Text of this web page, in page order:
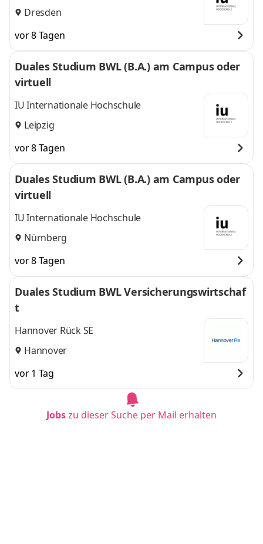
Dresden
vor 8 Tagen
Duales Studium BWL (B.A.) am Campus oder
virtuell
IU Internationale Hochschule
Leipzig
vor 8 Tagen
Duales Studium BWL (B.A.) am Campus oder
virtuell
IU Internationale Hochschule
Nürnberg
vor 8 Tagen
Duales Studium BWL Versicherungswirtschaf
t
Hannover Rück SE
Hannover
vor 1 Tag
Jobszu dieser Suche per Mail erhalten